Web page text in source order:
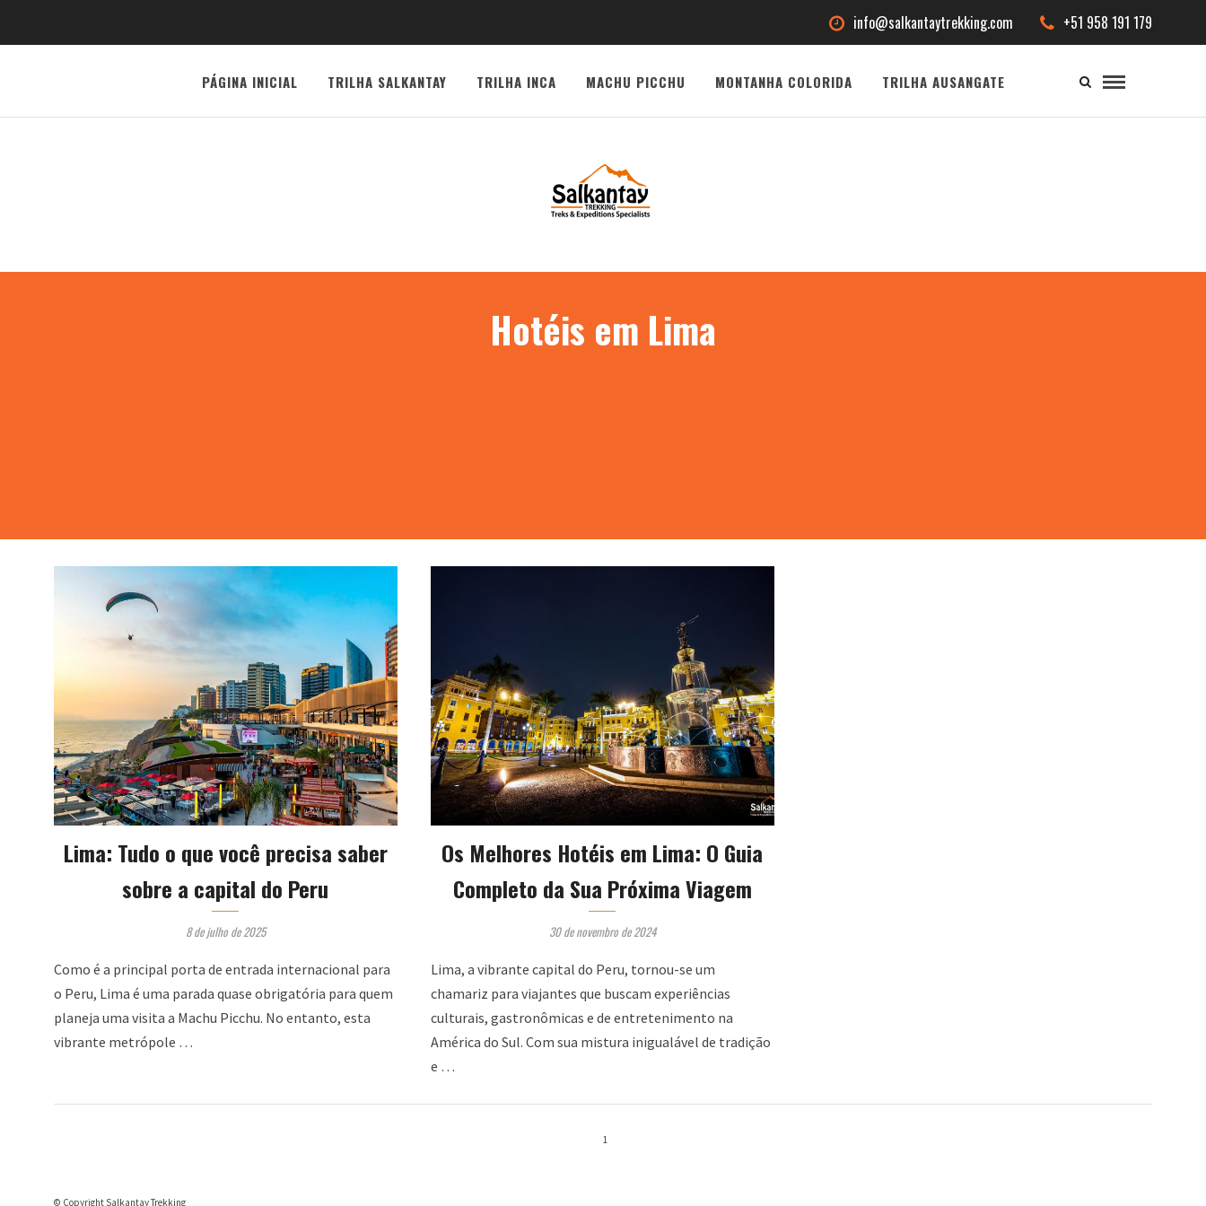
info@salkantaytrekking.com +51 958 191 179
PÁGINA INICIAL TRILHA SALKANTAY TRILHA INCA MACHU PICCHU MONTANHA COLORIDA TRILHA AUSANGATE
Hotéis em Lima
Lima: Tudo o que você precisa saber
sobre a capital do Peru
8 de julho de 2025
Como é a principal porta de entrada internacional para
o Peru, Lima é uma parada quase obrigatória para quem
planeja uma visita a Machu Picchu. No entanto, esta
vibrante metrópole …
Os Melhores Hotéis em Lima: O Guia
Completo da Sua Próxima Viagem
30 de novembro de 2024
Lima, a vibrante capital do Peru, tornou-se um
chamariz para viajantes que buscam experiências
culturais, gastronômicas e de entretenimento na
América do Sul. Com sua mistura inigualável de tradição
e …
1
© Copyright Salkantay Trekking